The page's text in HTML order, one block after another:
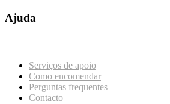
Ajuda
Serviços de apoio
Como encomendar
Perguntas frequentes
Contacto